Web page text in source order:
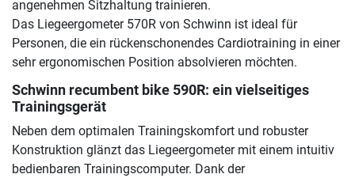
angenehmen Sitzhaltung trainieren.
Das Liegeergometer 570R von Schwinn ist ideal für
Personen, die ein rückenschonendes Cardiotraining in einer
sehr ergonomischen Position absolvieren möchten.
Schwinn recumbent bike 590R: ein vielseitiges
Trainingsgerät
Neben dem optimalen Trainingskomfort und robuster
Konstruktion glänzt das Liegeergometer mit einem intuitiv
bedienbaren Trainingscomputer. Dank der